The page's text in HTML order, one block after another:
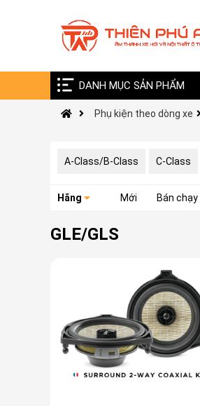
DANH MỤC SẢN PHẨM
Vinfast VF9 nâng cấp âm thanh Đức - Pháp
Phụ kiện theo dòng xe
A-Class/B-Class C-Class
Hãng Mới Bán chạy
GLE/GLS